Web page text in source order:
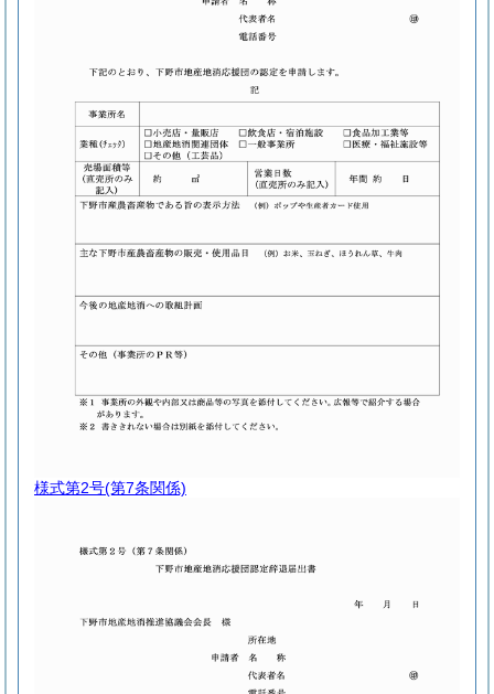
様式第2号(第7条関係)